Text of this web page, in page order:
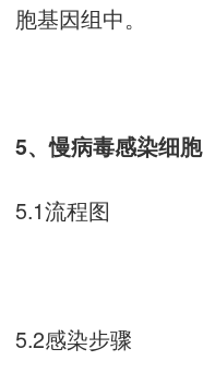
胞基因组中。
5、慢病毒感染细胞
5.1流程图
5.2感染步骤